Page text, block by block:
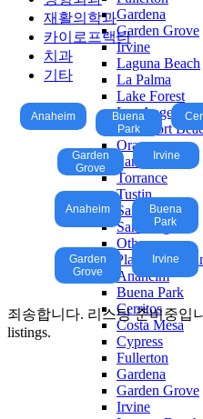
Gardena
Garden Grove
Irvine
Laguna Beach
La Palma
Lake Forest
Los Angeles
New Port
Orange
Santa Ana
Torrance
Tustin
San Francisco
San Diego
Other
Basic Plan Hair
Anaheim
Buena Park
Cerritos
Costa Mesa
Cypress
Fullerton
Gardena
Garden Grove
Irvine
재활의학과
카이로프랙터
치과
기타
Anaheim
Buena
Park
Garden
Grove
Irvine
Anaheim
Buena
Park
Garden
Grove
Irvine
죄송합니다. 리스팅 준비중입
listings.